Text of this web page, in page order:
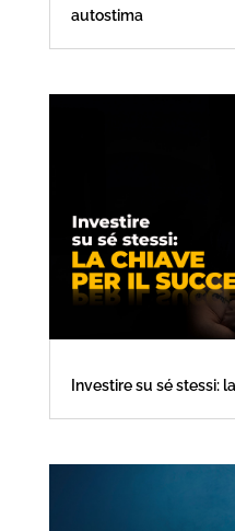
autostima
Investire su sé stessi: